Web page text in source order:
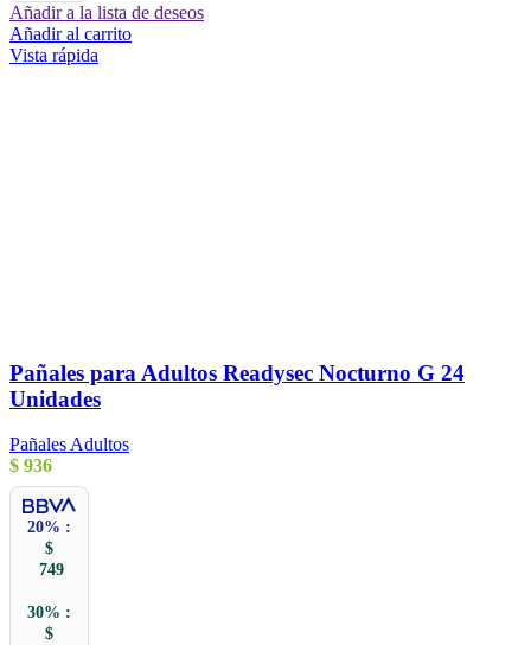
Añadir a la lista de deseos
Añadir al carrito
Vista rápida
Pañales para Adultos Readysec Nocturno G 24
Unidades
Pañales Adultos
$ 936
20% :
$
749
30% :
$